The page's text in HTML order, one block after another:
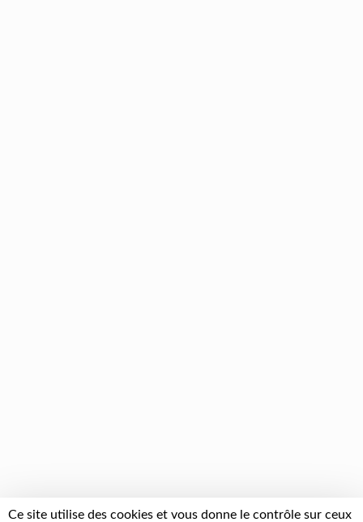
Ce site utilise des cookies et vous donne le contrôle sur ceux